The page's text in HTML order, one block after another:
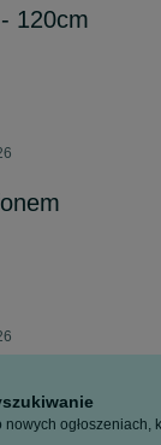
120cm
nowych ogłoszeniach,